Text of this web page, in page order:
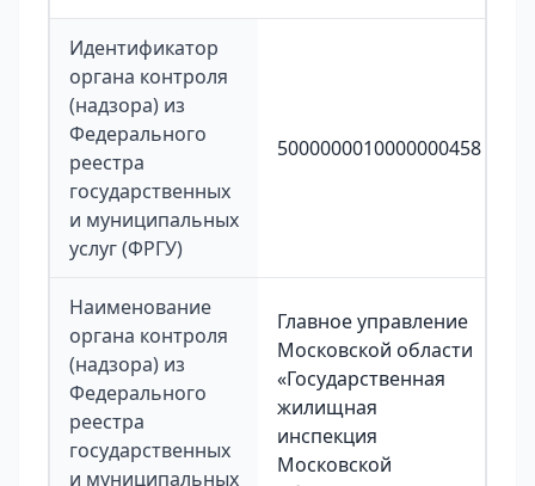
Идентификатор
органа контроля
(надзора) из
Федерального
реестра
государственных
и муниципальных
услуг (ФРГУ)
5000000010000000458
Наименование
органа контроля
(надзора) из
Федерального
реестра
государственных
и муниципальных
Главное управление
Московской области
«Государственная
жилищная
инспекция
Московской